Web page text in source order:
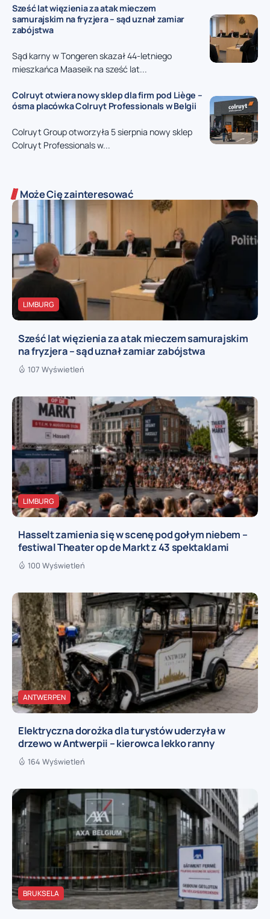
Sześć lat więzienia za atak mieczem
samurajskim na fryzjera – sąd uznał zamiar
zabójstwa
Sąd karny w Tongeren skazał 44-letniego
mieszkańca Maaseik na sześć lat...
Colruyt otwiera nowy sklep dla firm pod Liège –
ósma placówka Colruyt Professionals w Belgii
Colruyt Group otworzyła 5 sierpnia nowy sklep
Colruyt Professionals w...
Może Cię zainteresować
LIMBURG
Sześć lat więzienia za atak mieczem samurajskim
na fryzjera – sąd uznał zamiar zabójstwa
107 Wyświetleń
LIMBURG
Hasselt zamienia się w scenę pod gołym niebem –
festiwal Theater op de Markt z 43 spektaklami
100 Wyświetleń
ANTWERPEN
Elektryczna dorożka dla turystów uderzyła w
drzewo w Antwerpii – kierowca lekko ranny
164 Wyświetleń
BRUKSELA